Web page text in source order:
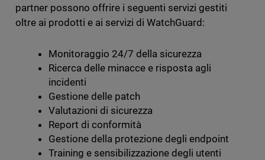
partner possono offrire i seguenti servizi gestiti
oltre ai prodotti e ai servizi di WatchGuard:
Monitoraggio 24/7 della sicurezza
Ricerca delle minacce e risposta agli
incidenti
Gestione delle patch
Valutazioni di sicurezza
Report di conformità
Gestione della protezione degli endpoint
Training e sensibilizzazione degli utenti